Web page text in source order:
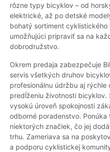
rôzne typy bicyklov – od
elektrické, až po detské
bohatý sortiment cyklistického
umožňujúci pripraviť sa na
dobrodružstvo.
Okrem predaja zabezpečuje
servis všetkých druhov
profesionálnu údržbu aj
predĺženiu životnosti bicyklov.
vysokú úroveň spokojnosti
odborné poradenstvo.
niektorých značiek, čo jej
trhu. Zameriava sa na
a podporu cyklistickej